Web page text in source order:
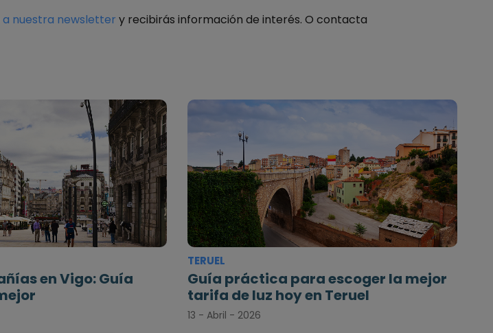
nuestra newsletter y recibirás información de interés. O contacta
en Vigo: Guía
TERUEL
Guía práctica para escoger la mejor
tarifa de luz hoy en Teruel
13 - Abril - 2026